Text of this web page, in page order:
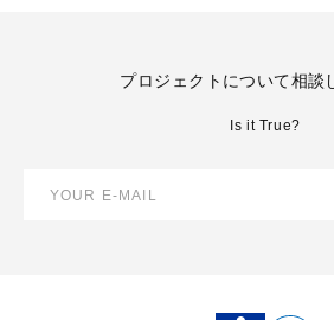
プロジェクトについて相談
Is it True?